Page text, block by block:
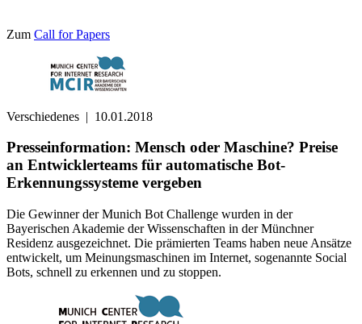
Zum Call for Papers
Verschiedenes | 10.01.2018
Presseinformation: Mensch oder Maschine? Preise
an Entwicklerteams für automatische Bot-
Erkennungssysteme vergeben
Die Gewinner der Munich Bot Challenge wurden in der
Bayerischen Akademie der Wissenschaften in der Münchner
Residenz ausgezeichnet. Die prämierten Teams haben neue Ansätze
entwickelt, um Meinungsmaschinen im Internet, sogenannte Social
Bots, schnell zu erkennen und zu stoppen.